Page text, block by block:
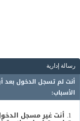
رسالة إدارية
أنت لم تسجل الدخول بعد
الأسباب:
أنت غير مسجل